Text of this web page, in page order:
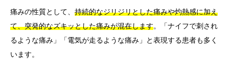
痛みの性質として、 持続的なジリジリとした痛みや灼熱感に加え
て、突発的なズキッとした痛みが混在します。「ナイフで刺され
るような痛み」「電気が走るような痛み」と表現する患者も多く
います。